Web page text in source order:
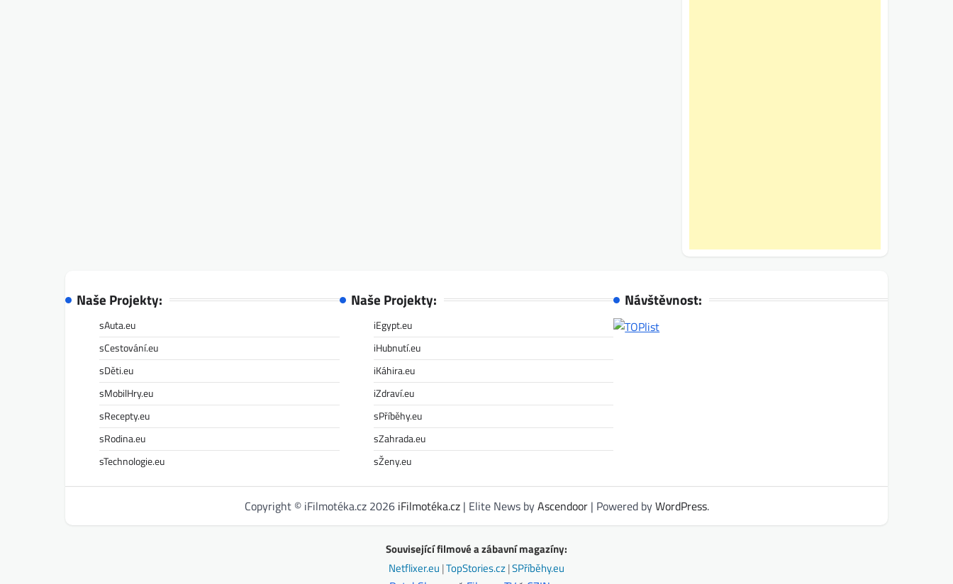
Naše Projekty:
sAuta.eu
sCestování.eu
sDěti.eu
sMobilHry.eu
sRecepty.eu
sRodina.eu
sTechnologie.eu
Naše Projekty:
iEgypt.eu
iHubnutí.eu
iKáhira.eu
iZdraví.eu
sPříběhy.eu
sZahrada.eu
sŽeny.eu
Návštěvnost:
Copyright © iFilmotéka.cz 2026 iFilmotéka.cz| Elite News byAscendoor| Powered byWordPress.
Související filmové a zábavní magazíny:
Netflixer.eu |TopStories.cz|SPříběhy.eu